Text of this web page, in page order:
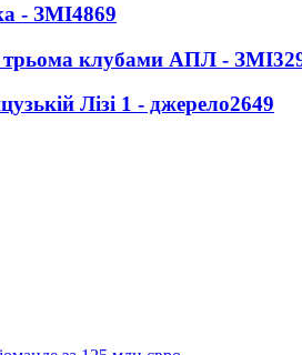
- ЗМІ4869
трьома клубами АПЛ - ЗМІ
Лізі 1 - джерело2649